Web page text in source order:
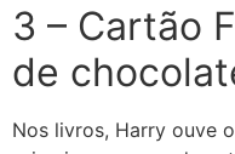
3 – Cartão
de
Nos livros, Harry ouve